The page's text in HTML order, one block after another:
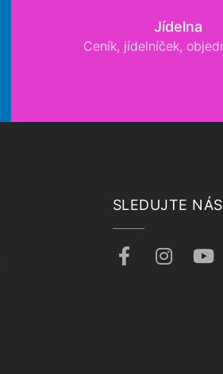
Jídelna
Ceník, jídelníček,
SLEDUJTE NÁS